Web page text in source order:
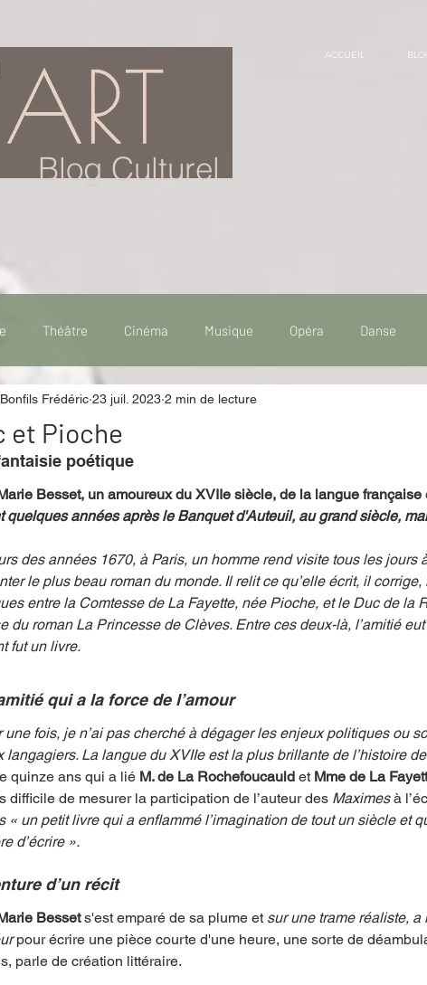
Blog Culturel
ACCUEIL
Théâtre Cinéma Musique Opéra Danse
Sorties Idée de voyage Fooding - Restaurant
Récompense
Annuaire Théâtre - Musée Hommage
et Pioche
Bonfils Frédéric 23 juil. 2023 2 min de lecture
poétique
Besset, un amoureux du XVIIe siècle, de la langue
quelques années après le Banquet d'Auteuil, au grand siècle,
des années 1670, à Paris, un homme rend visite tous les jours
le plus beau roman du monde. Il relit ce qu’elle écrit, il
entre la Comtesse de La Fayette, née Pioche, et le Duc de la
du roman La Princesse de Clèves. Entre ces deux-là, l’amitié
fut un livre.
qui a la force de l’amour
une fois, je n’ai pas cherché à dégager les enjeux politiques ou
langagiers. La langue du XVIIe est la plus brillante de l’histoire
quinze ans qui a lié M. de La Rochefoucauld et Mme de La
difficile de mesurer la participation de l’auteur des Maximes à
« un petit livre qui a enflammé l’imagination de tout un siècle et
d’écrire ».
d’un récit
Besset s'est emparé de sa plume et sur une trame réaliste,
pour écrire une pièce courte d'une heure, une sorte de
parle de création littéraire.